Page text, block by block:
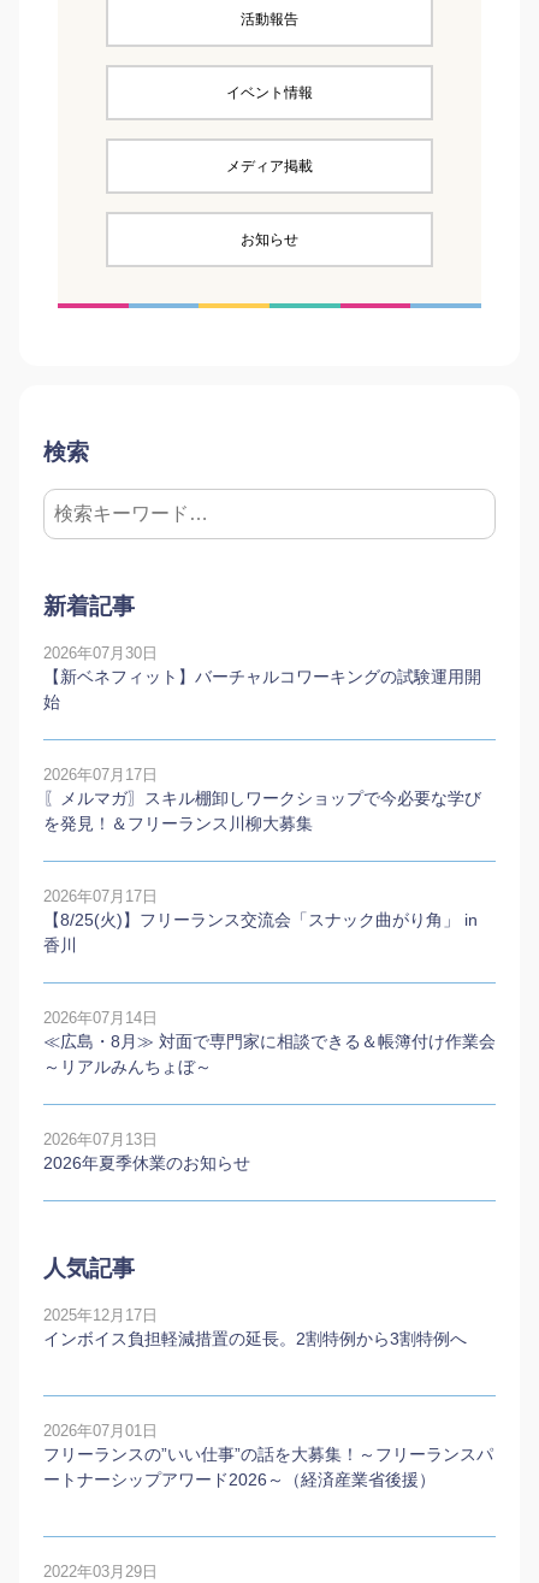
活動報告
イベント情報
メディア掲載
お知らせ
検索
新着記事
2026年07月30日
【新ベネフィット】バーチャルコワーキングの試験運用開
始
2026年07月17日
〖メルマガ〗スキル棚卸しワークショップで今必要な学び
を発見！＆フリーランス川柳大募集
2026年07月17日
【8/25(火)】フリーランス交流会「スナック曲がり角」 in
香川
2026年07月14日
≪広島・8月≫ 対面で専門家に相談できる＆帳簿付け作業会
～リアルみんちょぼ～
2026年07月13日
2026年夏季休業のお知らせ
人気記事
2025年12月17日
インボイス負担軽減措置の延長。2割特例から3割特例へ
2026年07月01日
フリーランスの”いい仕事”の話を大募集！～フリーランスパ
ートナーシップアワード2026～（経済産業省後援）
2022年03月29日